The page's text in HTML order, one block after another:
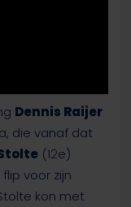
Dennis Raijer
die vanaf dat
(12e)
voor zijn
kon met